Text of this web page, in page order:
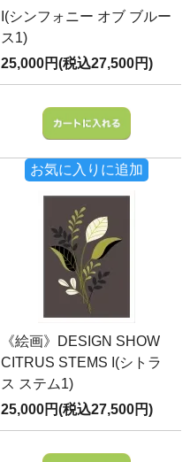
I(シンフォニー オブ ブルー
ス1)
25,000円(税込27,500円)
お気に入りに追加
《絵画》DESIGN SHOW
CITRUS STEMS I(シトラ
ス ステム1)
25,000円(税込27,500円)